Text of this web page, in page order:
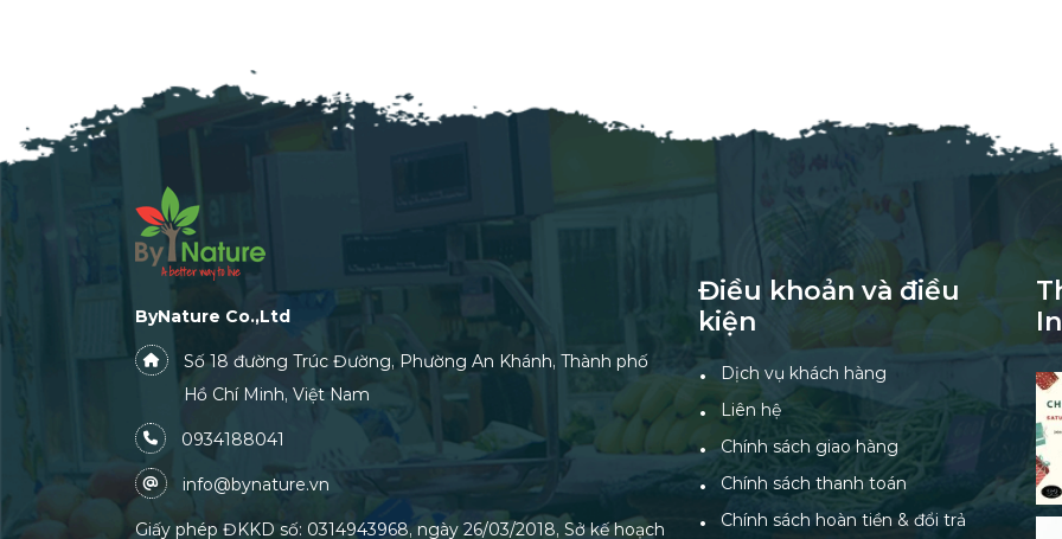
ByNature Co.,Ltd
Số 18 đường Trúc Đường, Phường An Khánh, Thành phố
Hồ Chí Minh, Việt Nam
0934188041
info@bynature.vn
Giấy phép ĐKKD số: 0314943968, ngày 26/03/2018, Sở kế hoạch
Điều khoản và điều
kiện
Dịch vụ khách hàng
Liên hệ
Chính sách giao hàng
Chính sách thanh toán
Chính sách hoàn tiền & đổi trả